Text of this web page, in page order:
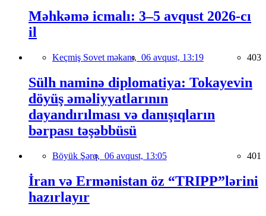
Məhkəmə icmalı: 3–5 avqust 2026-cı
il
Keçmiş Sovet məkanı, 06 avqust, 13:19 403
Sülh naminə diplomatiya: Tokayevin
döyüş əməliyyatlarının
dayandırılması və danışıqların
bərpası təşəbbüsü
Böyük Şərq, 06 avqust, 13:05 401
İran və Ermənistan öz “TRIPP”lərini
hazırlayır